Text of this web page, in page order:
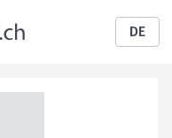
DE